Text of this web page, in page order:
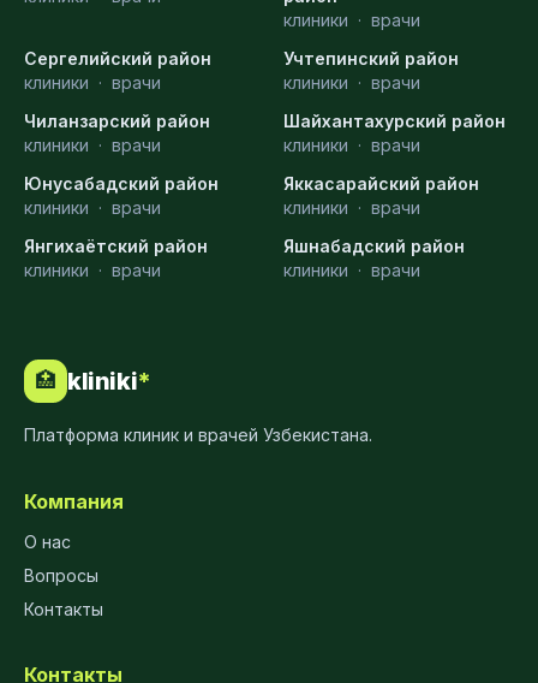
клиники · врачи
Сергелийский район
клиники · врачи
Учтепинский район
клиники · врачи
Чиланзарский район
клиники · врачи
Шайхантахурский район
клиники · врачи
Юнусабадский район
клиники · врачи
Яккасарайский район
клиники · врачи
Янгихаётский район
клиники · врачи
Яшнабадский район
клиники · врачи
🏥 kliniki*
Платформа клиник и врачей Узбекистана.
Компания
О нас
Вопросы
Контакты
Контакты